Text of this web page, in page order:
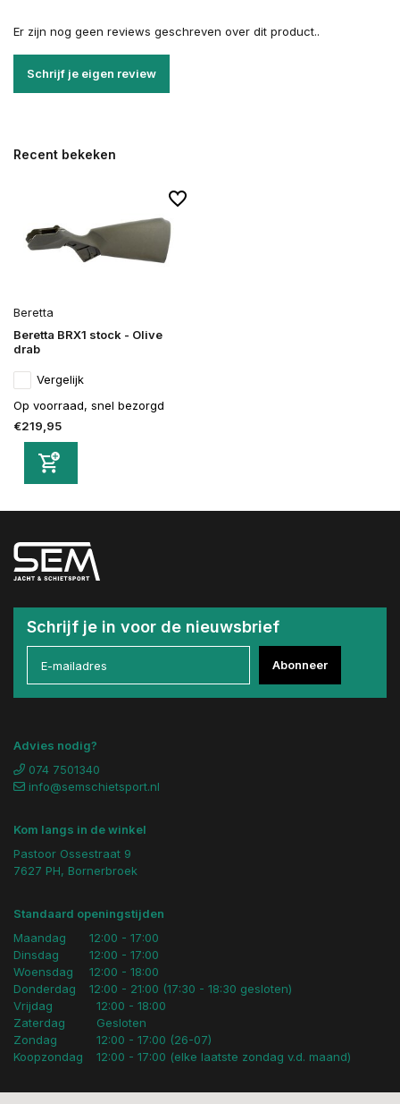
Er zijn nog geen reviews geschreven over dit product..
Schrijf je eigen review
Recent bekeken
Beretta
Beretta BRX1 stock - Olive
drab
Vergelijk
Op voorraad, snel bezorgd
€219,95
Schrijf je in voor de nieuwsbrief
Abonneer
Advies nodig?
074 7501340
info@semschietsport.nl
Kom langs in de winkel
Pastoor Ossestraat 9
7627 PH, Bornerbroek
Standaard openingstijden
Maandag
Dinsdag
Woensdag
Donderdag
12:00 - 17:00
12:00 - 17:00
12:00 - 18:00
12:00 - 21:00 (17:30 - 18:30 gesloten)
Vrijdag
Zaterdag
Zondag
Koopzondag
12:00 - 18:00
Gesloten
12:00 - 17:00 (26-07)
12:00 - 17:00 (elke laatste zondag v.d. maand)